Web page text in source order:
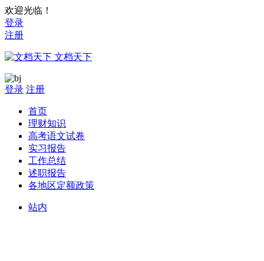
欢迎光临！
登录
注册
文档天下
登录 注册
首页
理财知识
高考语文试卷
实习报告
工作总结
述职报告
各地区定额政策
站内